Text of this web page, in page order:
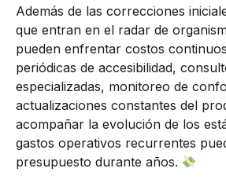
Además de las correcciones
que entran en el radar de
pueden enfrentar costos
periódicas de accesibilidad,
especializadas, monitoreo de
actualizaciones constantes del
acompañar la evolución de los
gastos operativos recurrentes
presupuesto durante años.